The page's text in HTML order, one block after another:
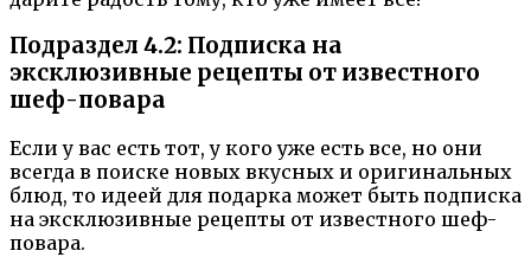
Подраздел 4.2: Подписка на
эксклюзивные рецепты от известного
шеф-повара
Если у вас есть тот, у кого уже есть все, но они
всегда в поиске новых вкусных и оригинальных
блюд, то идеей для подарка может быть подписка
на эксклюзивные рецепты от известного шеф-
повара.